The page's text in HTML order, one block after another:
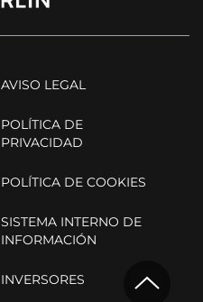
AVISO LEGAL
POLÍTICA DE
PRIVACIDAD
POLÍTICA DE COOKIES
SISTEMA INTERNO DE
INFORMACIÓN
INVERSORES